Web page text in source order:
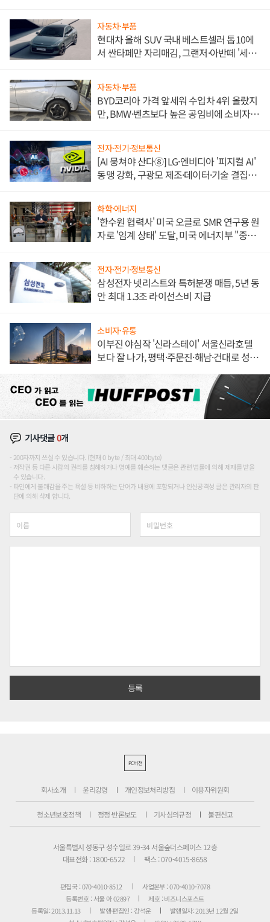
자동차·부품
현대차 올해 SUV 국내 베스트셀러 톱10에
서 싼타페만 자리매김, 그랜저·아반떼 '세단
자동차·부품
BYD코리아 가격 앞세워 수입차 4위 올랐지
만, BMW·벤츠보다 높은 공임비에 소비자
전자·전기·정보통신
[AI 뭉쳐야 산다⑧] LG·엔비디아 '피지컬 AI'
동맹 강화, 구광모 제조·데이터·기술 결집
화학·에너지
'한수원 협력사' 미국 오클로 SMR 연구용 원
자로 '임계 상태' 도달, 미국 에너지부 "중요
전자·전기·정보통신
삼성전자 넷리스트와 특허분쟁 매듭, 5년 동
안 최대 1.3조 라이선스비 지급
소비자·유통
이부진 야심작 '신라스테이' 서울신라호텔
보다 잘 나가, 평택·주문진·해남·건대로 성
기사댓글0개
200자까지 쓰실 수 있습니다. (현재 0 byte / 최대 400byte)
저작권 등 다른 사람의 권리를 침해하거나 명예를 훼손하는 댓글은 관련 법률에 의해 제재를 받을
수 있습니다.
타인에게 불쾌감을 주는 욕설 등 비하하는 단어가 내용에 포함되거나 인신공격성 글은 관리자의 판
단에 의해 삭제 합니다.
PC버전
회사소개 윤리강령 개인정보처리방침 이용자위원회
청소년보호정책 정정·반론보도 기사심의규정 불편신고
서울특별시 성동구 성수일로 39-34 서울숲더스페이스 12층
대표전화 : 1800-6522
팩스 : 070-4015-8658
편집국 : 070-4010-8512
사업본부 : 070-4010-7078
등록번호 : 서울 아 02897
제호 : 비즈니스포스트
등록일: 2013.11.13
발행·편집인 : 강석운
발행일자: 2013년 12월 2일